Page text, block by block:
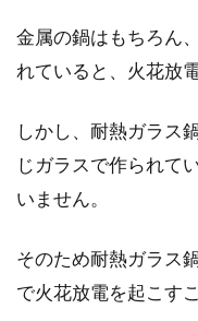
い
の
焼
～
ず
金属の鍋はもちろん
れていると、火花放
しかし、耐熱ガラス
じガラスで作られて
いません。
そのため耐熱ガラス
で火花放電を起こす